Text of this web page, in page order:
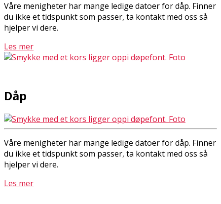
Våre menigheter har mange ledige datoer for dåp. Finner
du ikke et tidspunkt som passer, ta kontakt med oss så
hjelper vi dere.
Les mer
Dåp
Våre menigheter har mange ledige datoer for dåp. Finner
du ikke et tidspunkt som passer, ta kontakt med oss så
hjelper vi dere.
Les mer